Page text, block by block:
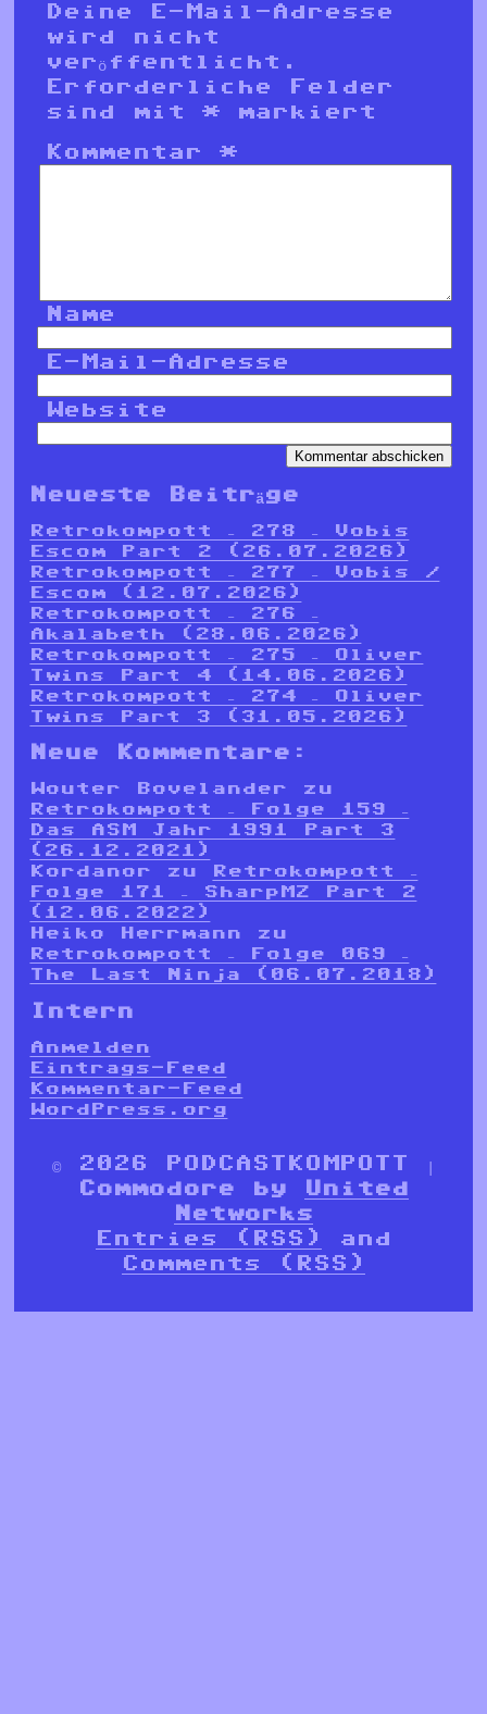
Deine E-Mail-Adresse
wird nicht
veröffentlicht.
Erforderliche Felder
sind mit* markiert
Kommentar*
Name
E-Mail-Adresse
Website
Neueste Beiträge
Retrokompott – 278 – Vobis
Escom Part 2 (26.07.2026)
Retrokompott – 277 – Vobis /
Escom (12.07.2026)
Retrokompott – 276 –
Akalabeth (28.06.2026)
Retrokompott – 275 – Oliver
Twins Part 4 (14.06.2026)
Retrokompott – 274 – Oliver
Twins Part 3 (31.05.2026)
Neue Kommentare:
Wouter Bovelander zu
Retrokompott – Folge 159 –
Das ASM Jahr 1991 Part 3
(26.12.2021)
Kordanor zu
Retrokompott –
Folge 171 – SharpMZ Part 2
(12.06.2022)
Heiko Herrmann zu
Retrokompott – Folge 069 –
The Last Ninja (06.07.2018)
Intern
Anmelden
Eintrags-Feed
Kommentar-Feed
WordPress.org
© 2026 PODCASTKOMPOTT |
Commodore by
United
Networks
Entries (RSS)
and
Comments (RSS)